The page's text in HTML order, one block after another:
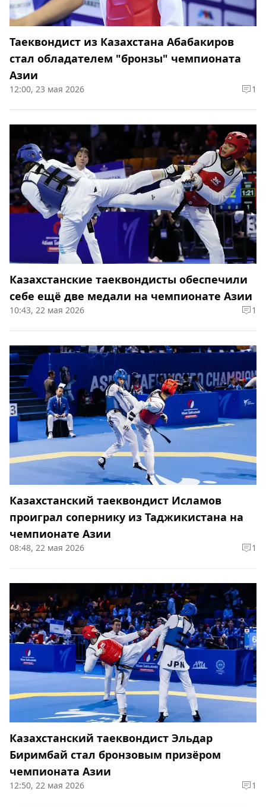
Таеквондист из Казахстана Абабакиров
стал обладателем "бронзы" чемпионата
Азии
12:00, 23 мая 2026 1
Казахстанские таеквондисты обеспечили
себе ещё две медали на чемпионате Азии
10:43, 22 мая 2026 1
Казахстанский таеквондист Исламов
проиграл сопернику из Таджикистана на
чемпионате Азии
08:48, 22 мая 2026 1
Казахстанский таеквондист Эльдар
Биримбай стал бронзовым призёром
чемпионата Азии
12:50, 22 мая 2026 1